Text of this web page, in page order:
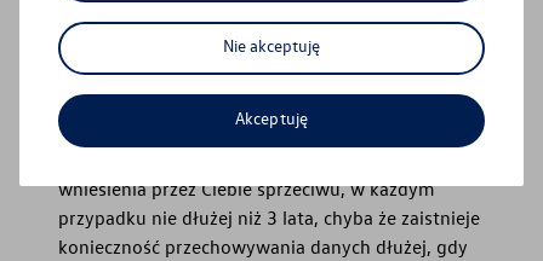
dłużej niż 5 lat od momentu wyrażenia zgody, a
jeśli cofniesz zgodę to do momentu cofnięcia
zgody. W odniesieniu do pozostałych celów
opartych na naszym uzasadnionym interesie przez
wniesienia przez Ciebie sprzeciwu, w każdym
przypadku nie dłużej niż 3 lata, chyba że zaistnieje
konieczność przechowywania danych dłużej, gdy
Nie akceptuję
Akceptuję